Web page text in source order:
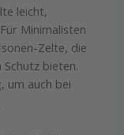
leicht,
Minimalisten
Zelte, die
bieten.
um auch bei